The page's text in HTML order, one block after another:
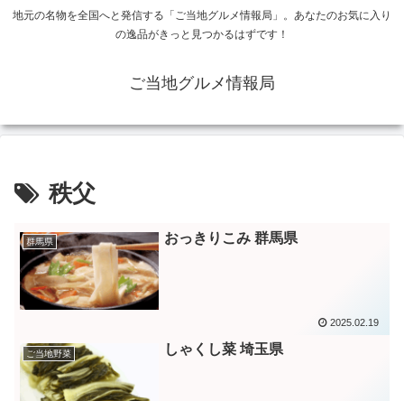
地元の名物を全国へと発信する「ご当地グルメ情報局」。あなたのお気に入り
の逸品がきっと見つかるはずです！
ご当地グルメ情報局
秩父
群馬県 おっきりこみ 群馬県
2025.02.19
ご当地野菜 しゃくし菜 埼玉県